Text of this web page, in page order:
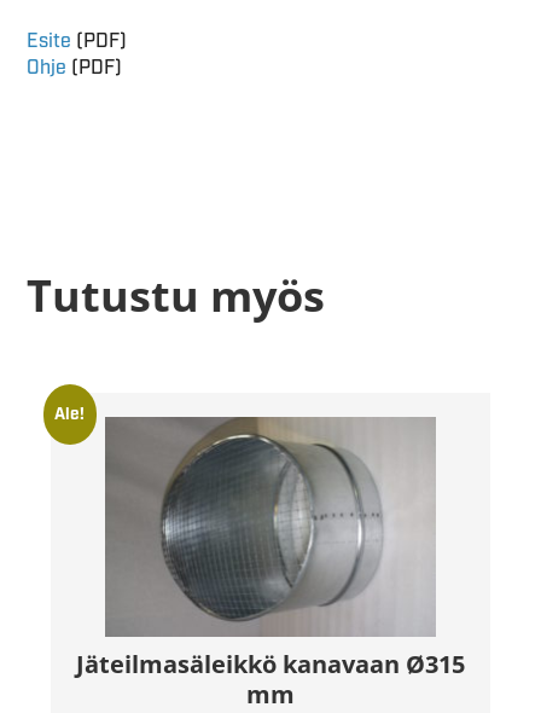
Esite (PDF)
Ohje (PDF)
Tutustu myös
Ale!
Jäteilmasäleikkö kanavaan Ø315
mm